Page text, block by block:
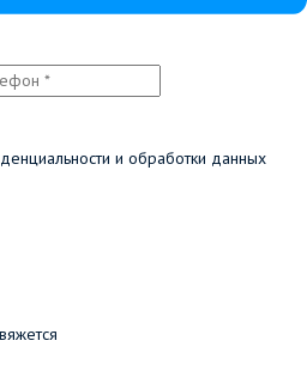
и обработки данных